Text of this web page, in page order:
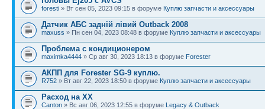
foresti » Вт сен 05, 2023 09:15 в форуме Куплю запчасти и аксессуары
Датчик АБС задній лівий Outback 2008
maxuss » Пн сен 04, 2023 08:48 в форуме Куплю запчасти и аксессуары
Проблема с кондиционером
maximka4444 » Ср авг 30, 2023 18:13 в форуме Forester
АКПП для Forester SG-9 куплю.
R752 » Вт авг 22, 2023 18:50 в форуме Куплю запчасти и аксессуары
Расход на ХХ
Canton » Вс авг 06, 2023 12:55 в форуме Legacy & Outback